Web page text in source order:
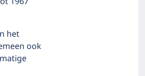
het
ook